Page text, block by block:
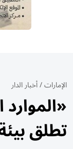
الإمارات/أخبار الدار
تطلق